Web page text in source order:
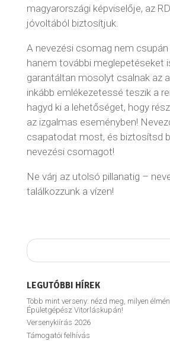
magyarországi képviselője, az
jóvoltából biztosítjuk.
A nevezési csomag nem
hanem további meglepetéseket
garantáltan mosolyt csalnak az
inkább emlékezetessé teszik a
hagyd ki a lehetőséget, hogy
az izgalmas eseményben!
csapatodat most, és biztosítsd
nevezési csomagot!
Ne várj az utolsó pillanatig –
találkozzunk a vízen!
LEGUTÓBBI HÍREK
Több mint verseny: nézd meg, milyen
Épületgépész Vitorláskupán!
Versenykiírás 2026
Támogatói felhívás